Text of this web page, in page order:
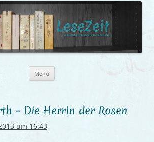
Menü
– Die Herrin der Rosen
um 16:43